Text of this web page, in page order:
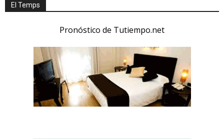
El Temps
Pronóstico de Tutiempo.net